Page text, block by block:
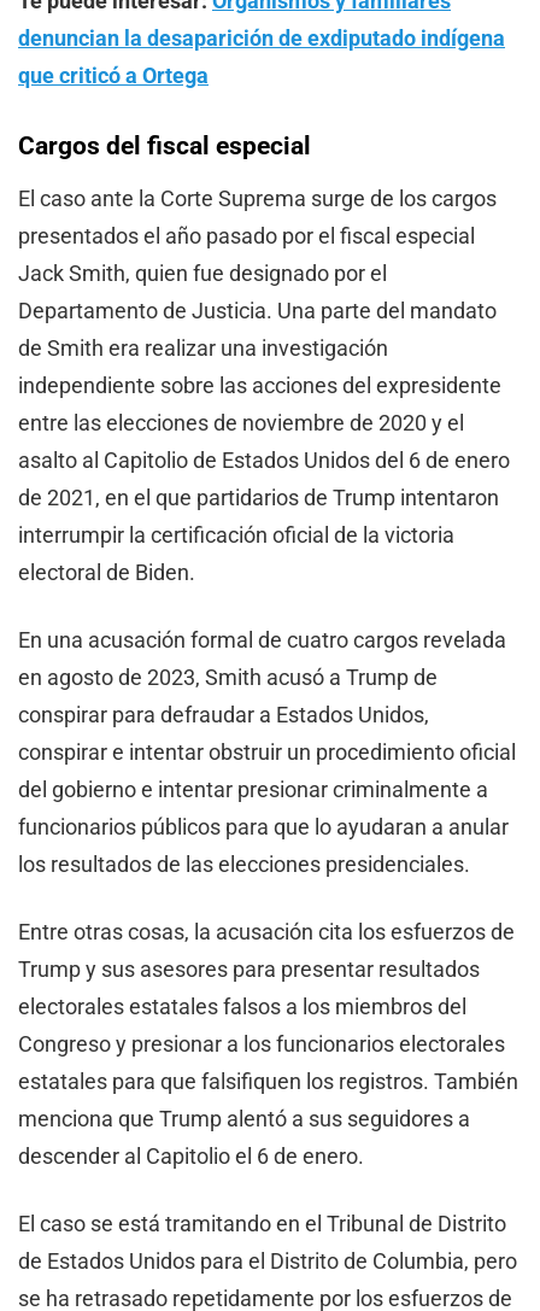
denuncian la desaparición de exdiputado indígena
que criticó a Ortega
Cargos del fiscal especial
El caso ante la Corte Suprema surge de los cargos
presentados el año pasado por el fiscal especial
Jack Smith, quien fue designado por el
Departamento de Justicia. Una parte del mandato
de Smith era realizar una investigación
independiente sobre las acciones del expresidente
entre las elecciones de noviembre de 2020 y el
asalto al Capitolio de Estados Unidos del 6 de enero
de 2021, en el que partidarios de Trump intentaron
interrumpir la certificación oficial de la victoria
electoral de Biden.
En una acusación formal de cuatro cargos revelada
en agosto de 2023, Smith acusó a Trump de
conspirar para defraudar a Estados Unidos,
conspirar e intentar obstruir un procedimiento oficial
del gobierno e intentar presionar criminalmente a
funcionarios públicos para que lo ayudaran a anular
los resultados de las elecciones presidenciales.
Entre otras cosas, la acusación cita los esfuerzos de
Trump y sus asesores para presentar resultados
electorales estatales falsos a los miembros del
Congreso y presionar a los funcionarios electorales
estatales para que falsifiquen los registros. También
menciona que Trump alentó a sus seguidores a
descender al Capitolio el 6 de enero.
El caso se está tramitando en el Tribunal de Distrito
de Estados Unidos para el Distrito de Columbia, pero
se ha retrasado repetidamente por los esfuerzos de